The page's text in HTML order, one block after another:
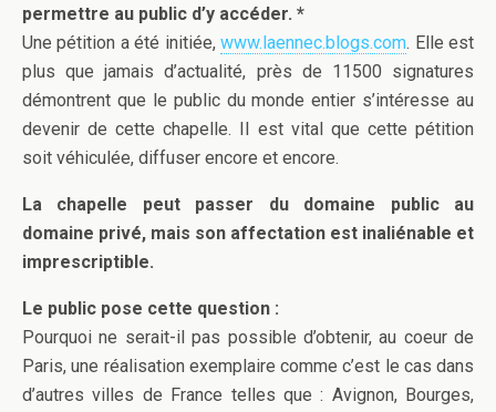
permettre au public d’y accéder. *
Une pétition a été initiée,www.laennec.blogs.com. Elle est
plus que jamais d’actualité, près de 11500 signatures
démontrent que le public du monde entier s’intéresse au
devenir de cette chapelle. Il est vital que cette pétition
soit véhiculée, diffuser encore et encore.
La chapelle peut passer du domaine public au
domaine privé, mais son affectation est inaliénable et
imprescriptible.
Le public pose cette question :
Pourquoi ne serait-il pas possible d’obtenir, au coeur de
Paris, une réalisation exemplaire comme c’est le cas dans
d’autres villes de France telles que : Avignon, Bourges,